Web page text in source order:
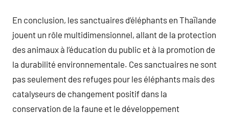
En conclusion, les sanctuaires d’éléphants en Thaïlande
jouent un rôle multidimensionnel, allant de la protection
des animaux à l’éducation du public et à la promotion de
la durabilité environnementale. Ces sanctuaires ne sont
pas seulement des refuges pour les éléphants mais des
catalyseurs de changement positif dans la
conservation de la faune et le développement